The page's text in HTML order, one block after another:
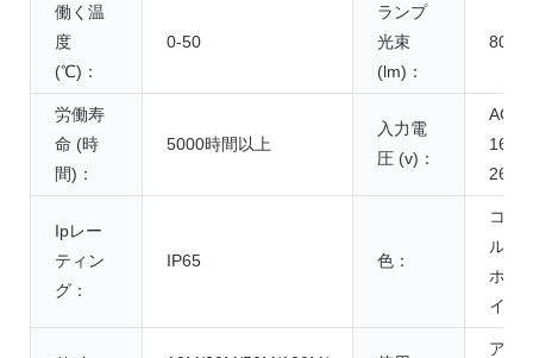
働く温
度
(℃)：
0-50
ランプ
光束
(lm)：
80
労働寿
命 (時
間)：
5000時間以上
入力電
圧 (v)：
AC
165-
265V
Ipレー
ティン
グ：
IP65 色：
コー
ルド
ホワ
イト
アウ